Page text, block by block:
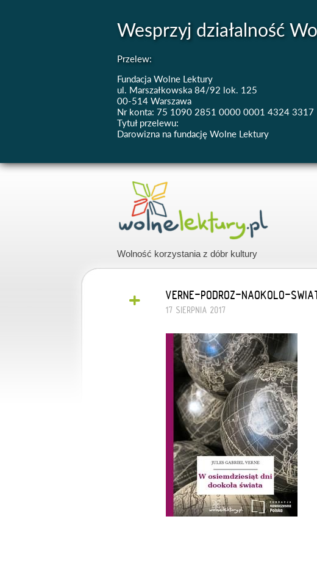
Wesprzyj działalność
Przelew:
Fundacja Wolne Lektury
ul. Marszałkowska 84/92 lok. 125
00-514 Warszawa
Nr konta: 75 1090 2851 0000 0001 4324 3317
Tytuł przelewu:
Darowizna na fundację Wolne Lektury
Wolność korzystania z dóbr kultury
+ VERNE-PODROZ-NAOKOLO-
17 SIERPNIA 2017